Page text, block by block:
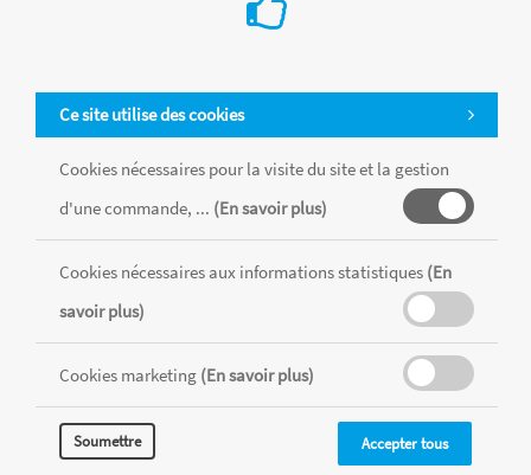
Ce site utilise des cookies
Cookies nécessaires pour la visite du site et la gestion
d'une commande, ... (En savoir plus)
Cookies nécessaires aux informations statistiques (En
savoir plus)
Cookies marketing (En savoir plus)
Soumettre Accepter tous
Tous les produits sont vendus dans la limite des stocks disponibles de
chaque magasin, toutes taxes comprises.
CONDITIONS GÉNÉRALES